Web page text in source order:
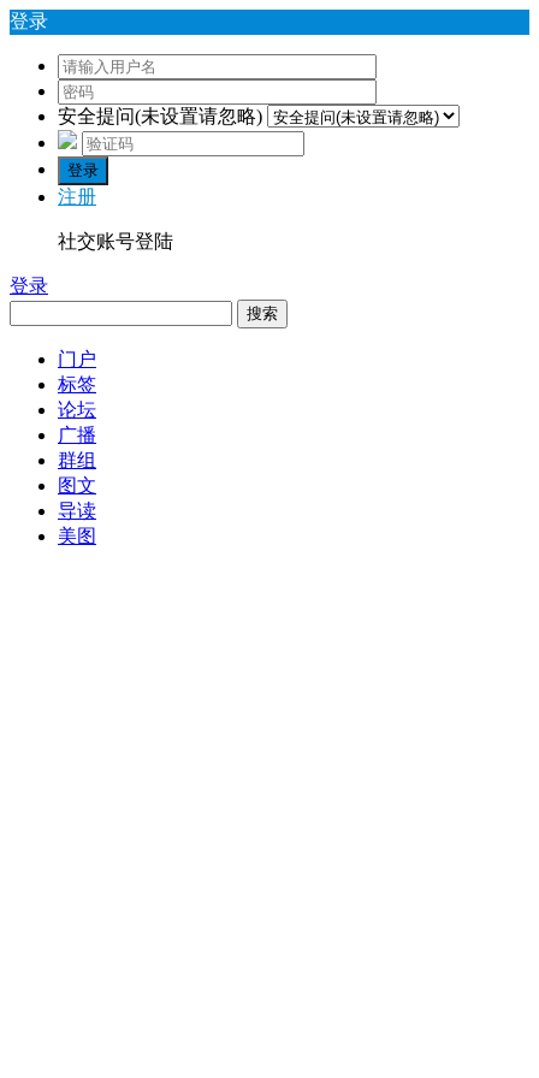
登录
安全提问(未设置请忽略)
登录
注册
社交账号登陆
登录
搜索
门户
标签
论坛
广播
群组
图文
导读
美图